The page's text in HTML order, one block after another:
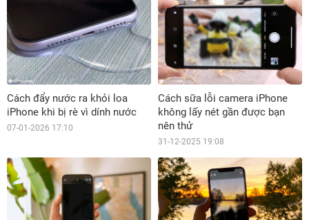
Cách đẩy nước ra khỏi loa
iPhone khi bị rè vì dính nước
07-01-2026 17:10
Cách sữa lỗi camera iPhone
không lấy nét gần được bạn
nên thử
31-12-2025 19:08